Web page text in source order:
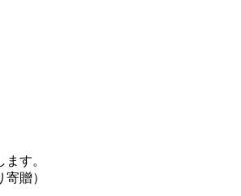
す。
贈）